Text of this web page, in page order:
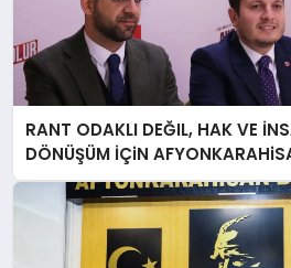
RANT ODAKLI DEĞIL, HAK VE
DÖNÜŞÜM İÇiN